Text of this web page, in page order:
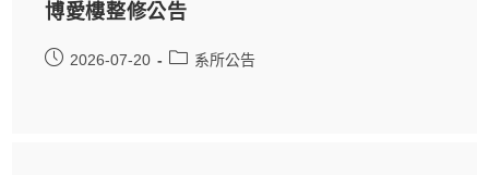
博愛樓整修公告
2026-07-20 系所公告